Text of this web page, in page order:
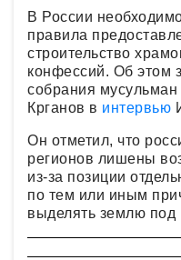
В России
правила
строительство
конфессий. Об этом
собрания
Крганов в интервью
Он отметил, что
регионов лишены
из-за позиции
по тем или иным
выделять землю